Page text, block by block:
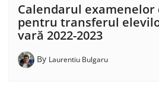
Calendarul
pentru transferul
vară 2022-2023
By Laurentiu Bulgaru